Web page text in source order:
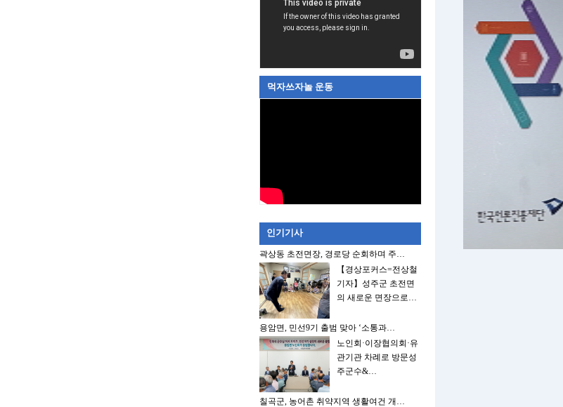
먹자쓰자놀 운동
인기기사
곽상동 초전면장, 경로당 순회하며 주…
【경상포커스=전상철
기자】성주군 초전면
의 새로운 면장으로…
용암면, 민선9기 출범 맞아 ‘소통과…
노인회·이장협의회·유
관기관 차례로 방문성
주군수&…
칠곡군, 농어촌 취약지역 생활여건 개…